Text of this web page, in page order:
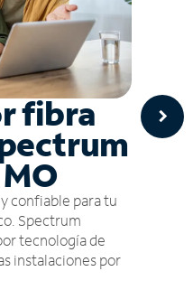
fibra
confiable para tu
Spectrum
tecnología de
instalaciones por